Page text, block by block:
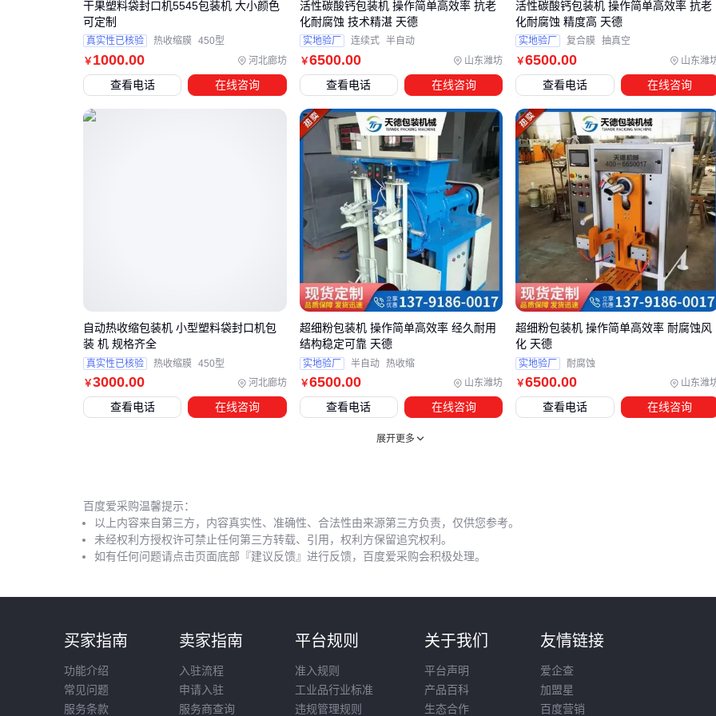
转？
采购葡萄糖浆包装机只是第一步，生产线的高效运转还需要考
虑配套设备的协同工作。高粘度液体包装对密封性要求极高，
普通输送带和接口可能无法承受长期粘稠液体的侵蚀。
关键配套包括：
防滴漏灌装嘴
：减少停机清洁频率
耐腐蚀密封垫圈
：防止糖浆渗漏腐蚀设备
专用清洁系统：解决高粘度残留问题
其中密封垫圈的选择尤为关键。EPDM橡胶材质耐高温且弹性
好，能适应葡萄糖浆的温度变化；陶瓷纤维垫圈则更适合需要
隔热防护的工况。不要为节省成本使用普通垫圈，糖浆渗漏导
致的设备腐蚀维修成本更高。
建议在采购主设备时就与供应商确认整套生产线的兼容性，特
别是接口尺寸和压力参数匹配度。单独采购不同厂家的设备可
能导致组装调试困难，影响整体生产效率。
五、葡萄糖浆包装机日常使用最容易被忽视的三个细节
灌装嘴
的定期更换往往被使用者忽略。高粘度葡萄糖浆会加
操作时要注意：
维护周期应该比普通液体包装机更短。葡萄糖浆残留物会硬化
堵塞精密部件，建议每次换班都做基础清洁，每周深度维护一
次。记录每次维护时发现的异常情况，能帮助预判潜在故障。
￥1000.00 河北廊坊
干果塑料袋封口机5545包装机 大小颜色
可定制
真实性已核验 热收缩膜 450型
查看电话 在线咨询
￥6500.00 山东潍坊
活性碳酸钙包装机 操作简单高效率 抗老
化耐腐蚀 技术精湛 天德
实地验厂 连续式 半自动
查看电话 在线咨询
￥6500.00 山东潍
活性碳酸钙包装机 操作简单高效率 抗老
化耐腐蚀 精度高 天德
实地验厂 复合膜 抽真空
查看电话 在线咨询
￥3000.00 河北廊坊
自动热收缩包装机 小型塑料袋封口机包
装 机 规格齐全
真实性已核验 热收缩膜 450型
查看电话 在线咨询
￥6500.00 山东潍坊
超细粉包装机 操作简单高效率 经久耐用
结构稳定可靠 天德
实地验厂 半自动 热收缩
查看电话 在线咨询
￥6500.00 山东潍
超细粉包装机 操作简单高效率 耐腐蚀风
化 天德
实地验厂 耐腐蚀
查看电话 在线咨询
展开更多
百度爱采购温馨提示：
以上内容来自第三方，内容真实性、准确性、合法性由来源第三方负责，仅供您参考。
未经权利方授权许可禁止任何第三方转载、引用，权利方保留追究权利。
如有任何问题请点击页面底部『建议反馈』进行反馈，百度爱采购会积极处理。
买家指南
功能介绍
常见问题
服务条款
卖家指南
入驻流程
申请入驻
服务商查询
平台规则
准入规则
工业品行业标准
违规管理规则
关于我们
平台声明
产品百科
生态合作
友情链接
爱企查
加盟星
百度营销